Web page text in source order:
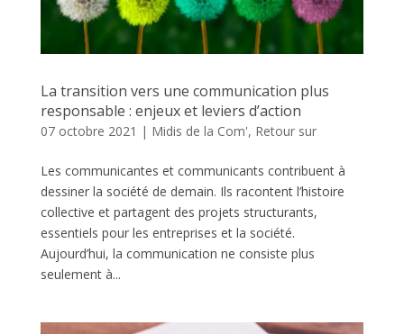
La transition vers une communication plus
responsable : enjeux et leviers d’action
07 octobre 2021 | Midis de la Com', Retour sur
Les communicantes et communicants contribuent à
dessiner la société de demain. Ils racontent l’histoire
collective et partagent des projets structurants,
essentiels pour les entreprises et la société.
Aujourd’hui, la communication ne consiste plus
seulement à...